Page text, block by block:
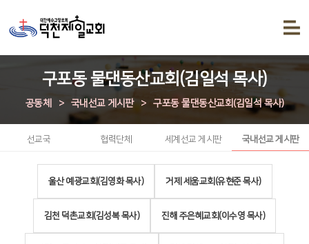
구포동 물댄동산교회(김일석 목사)
공동체 > 국내선교 게시판 > 구포동 물댄동산교회(김일석 목사)
선교국 협력단체 세계선교 게시판 국내선교 게시판
울산 예광교회(김영화 목사) 거제 세움교회(유현준 목사)
김천 덕촌교회(김성복 목사) 진해 주은혜교회(이수영 목사)